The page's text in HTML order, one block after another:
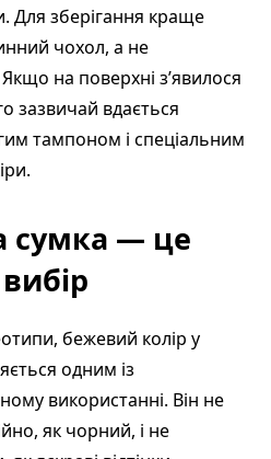
зберігання краще
чохол, а не
на поверхні з’явилося
зазвичай вдається
тампоном і спеціальним
сумка — це
бежевий колір у
одним із
використанні. Він не
як чорний, і не